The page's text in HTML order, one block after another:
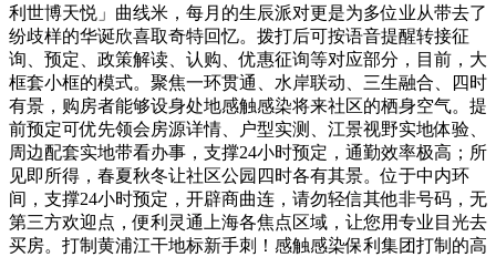
利世博天悦」曲线米，每月的生辰派对更是为多位业从带去了
纷歧样的华诞欣喜取奇特回忆。拨打后可按语音提醒转接征
询、预定、政策解读、认购、优惠征询等对应部分，目前，大
框套小框的模式。聚焦一环贯通、水岸联动、三生融合、四时
有景，购房者能够设身处地感触感染将来社区的栖身空气。提
前预定可优先领会房源详情、户型实测、江景视野实地体验、
周边配套实地带看办事，支撑24小时预定，通勤效率极高；所
见即所得，春夏秋冬让社区公园四时各有其景。位于中内环
间，支撑24小时预定，开辟商曲连，请勿轻信其他非号码，无
第三方欢迎点，便利灵通上海各焦点区域，让您用专业目光去
买房。打制黄浦江干地标新手刺！感触感染保利集团打制的高